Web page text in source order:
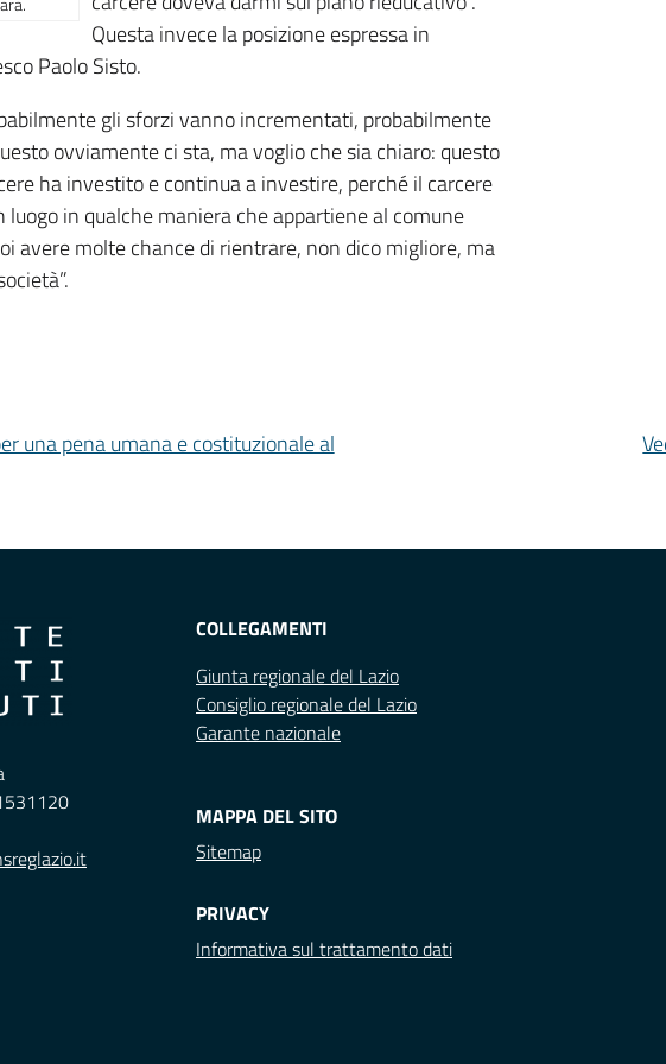
Questa invece la posizione espressa in
Paolo Sisto.
gli sforzi vanno incrementati, probabilmente
ovviamente ci sta, ma voglio che sia chiaro: questo
ha investito e continua a investire, perché il carcere
luogo in qualche maniera che appartiene al comune
avere molte chance di rientrare, non dico migliore, ma
una pena umana e costituzionale al
COLLEGAMENTI
Giunta regionale del Lazio
Consiglio regionale del Lazio
Garante nazionale
MAPPA DEL SITO
Sitemap
PRIVACY
Informativa sul trattamento dati